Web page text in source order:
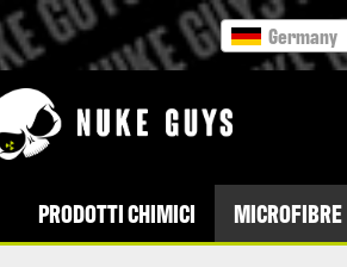
Germany
PRODOTTI CHIMICI MICROFIBRE